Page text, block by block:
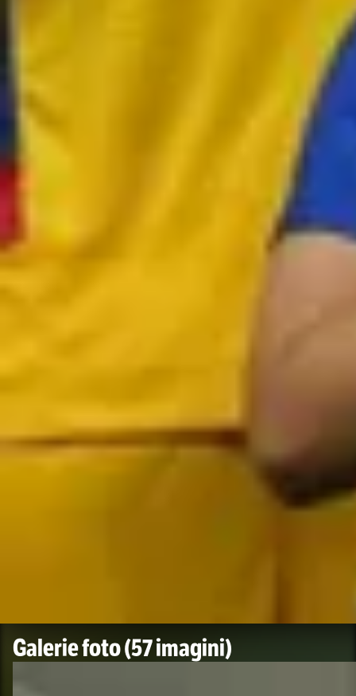
Galerie foto(57 imagini)